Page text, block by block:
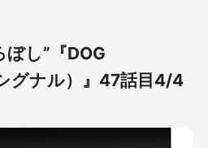
し”『DOG
グナル）』47話目4/4